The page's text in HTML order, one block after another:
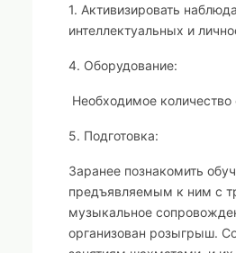
1. Активизировать
интеллектуальных и
4. Оборудование:
Необходимое
5. Подготовка:
Заранее познакомить
предъявляемым к ним с
музыкальное
организован розыгрыш.